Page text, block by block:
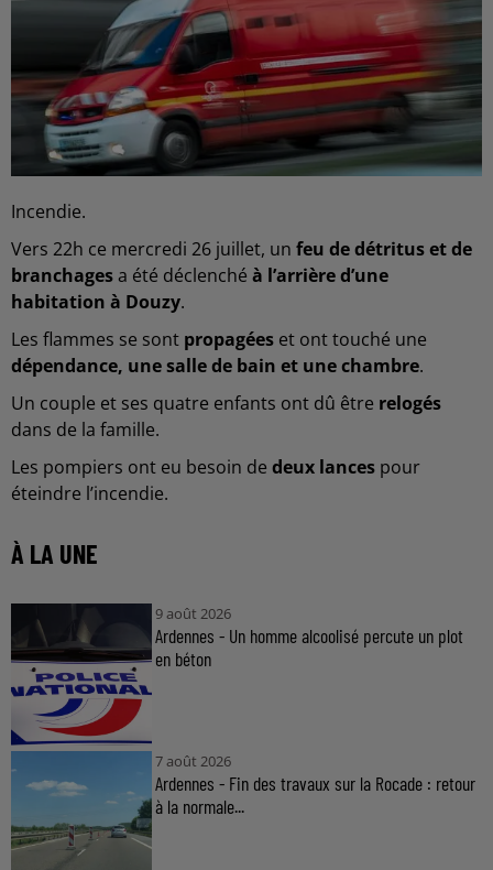
Incendie.
Vers 22h ce mercredi 26 juillet, un feu de détritus et de
branchagesa été déclenché à l’arrière d’une
habitation à Douzy.
Les flammes se sont propagées et ont touché une
dépendance, une salle de bain et une chambre.
Un couple et ses quatre enfants ont dû être relogés
dans de la famille.
Les pompiers ont eu besoin de deux lances pour
éteindre l’incendie.
À LA UNE
9 août 2026
Ardennes - Un homme alcoolisé percute un plot
en béton
7 août 2026
Ardennes - Fin des travaux sur la Rocade : retour
à la normale...